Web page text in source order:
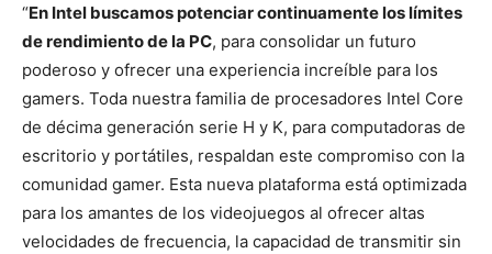
“En Intel buscamos potenciar continuamente los límites
de rendimiento de la PC, para consolidar un futuro
poderoso y ofrecer una experiencia increíble para los
gamers. Toda nuestra familia de procesadores Intel Core
de décima generación serie H y K, para computadoras de
escritorio y portátiles, respaldan este compromiso con la
comunidad gamer. Esta nueva plataforma está optimizada
para los amantes de los videojuegos al ofrecer altas
velocidades de frecuencia, la capacidad de transmitir sin